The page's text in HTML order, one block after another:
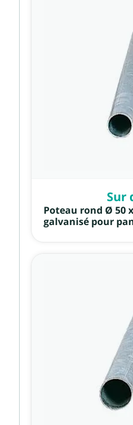
Sur
Poteau rond Ø 50
galvanisé pour